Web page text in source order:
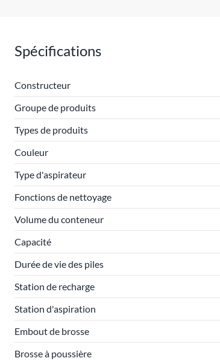
Spécifications
Constructeur
Groupe de produits
Types de produits
Couleur
Type d'aspirateur
Fonctions de nettoyage
Volume du conteneur
Capacité
Durée de vie des piles
Station de recharge
Station d'aspiration
Embout de brosse
Brosse à poussière